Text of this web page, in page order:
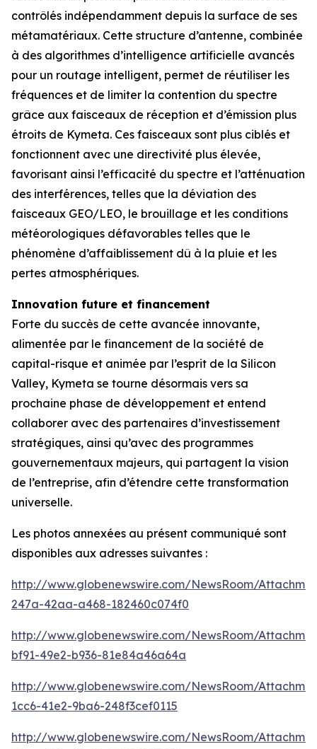
contrôlés indépendamment depuis la surface de ses
métamatériaux. Cette structure d’antenne, combinée
à des algorithmes d’intelligence artificielle avancés
pour un routage intelligent, permet de réutiliser les
fréquences et de limiter la contention du spectre
grâce aux faisceaux de réception et d’émission plus
étroits de Kymeta. Ces faisceaux sont plus ciblés et
fonctionnent avec une directivité plus élevée,
favorisant ainsi l’efficacité du spectre et l’atténuation
des interférences, telles que la déviation des
faisceaux GEO/LEO, le brouillage et les conditions
météorologiques défavorables telles que le
phénomène d’affaiblissement dû à la pluie et les
pertes atmosphériques.
Innovation future et financement
Forte du succès de cette avancée innovante,
alimentée par le financement de la société de
capital-risque et animée par l’esprit de la Silicon
Valley, Kymeta se tourne désormais vers sa
prochaine phase de développement et entend
collaborer avec des partenaires d’investissement
stratégiques, ainsi qu’avec des programmes
gouvernementaux majeurs, qui partagent la vision
de l’entreprise, afin d’étendre cette transformation
universelle.
Les photos annexées au présent communiqué sont
disponibles aux adresses suivantes :
http://www.globenewswire.com/NewsRoom/
247a-42aa-a468-182460c074f0
http://www.globenewswire.com/NewsRoom/
bf91-49e2-b936-81e84a46a64a
http://www.globenewswire.com/NewsRoom/
1cc6-41e2-9ba6-248f3cef0115
http://www.globenewswire.com/NewsRoom/